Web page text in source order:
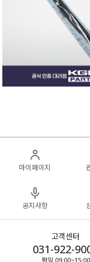
마이페이지
공지사항
고객센터
031-922-
평일 09:00~15:00